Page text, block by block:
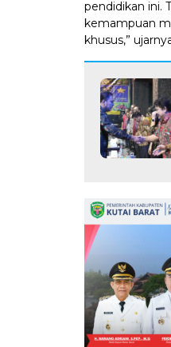
pendidikan ini.
kemampuan
khusus,”